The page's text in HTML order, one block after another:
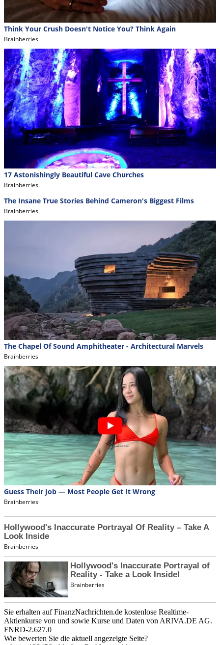
Sie erhalten auf FinanzNachrichten.de kostenlose Realtime-
Aktienkurse von und sowie Kurse und Daten von ARIVA.DE AG.
FNRD-2.627.0
Wie bewerten Sie die aktuell angezeigte Seite?